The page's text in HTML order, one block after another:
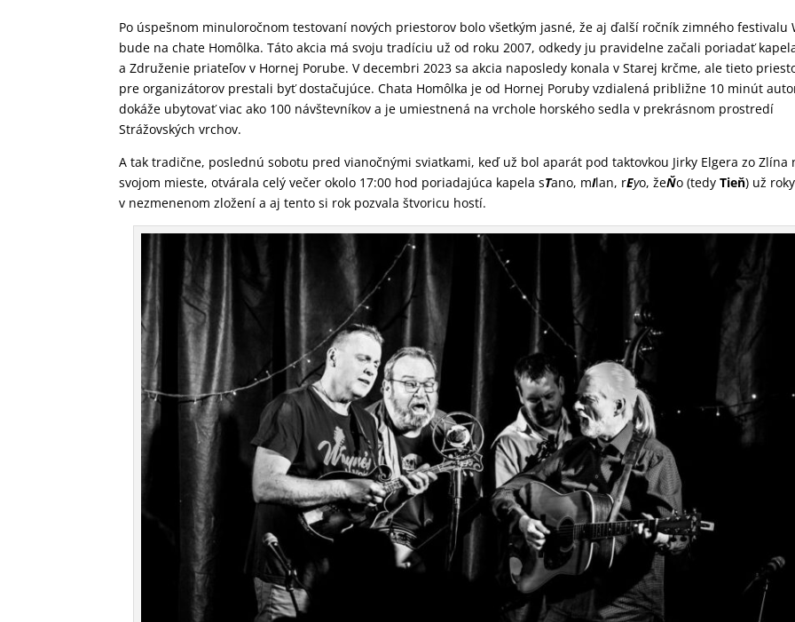
Po úspešnom minuloročnom testovaní nových priestorov bolo všetkým jasné, že aj ďalší ročník zimného festivalu
bude na chate Homôlka. Táto akcia má svoju tradíciu už od roku 2007, odkedy ju pravidelne začali poriadať
a Združenie priateľov v Hornej Porube. V decembri 2023 sa akcia naposledy konala v Starej krčme, ale tieto
pre organizátorov prestali byť dostačujúce. Chata Homôlka je od Hornej Poruby vzdialená približne 10 minút
dokáže ubytovať viac ako 100 návštevníkov a je umiestnená na vrchole horského sedla v prekrásnom prostredí
Strážovských vrchov.
A tak tradične, poslednú sobotu pred vianočnými sviatkami, keď už bol aparát pod taktovkou Jirky Elgera zo Zlína
svojom mieste, otvárala celý večer okolo 17:00 hod poriadajúca kapela sTano, mIlan, rEyo, žeŇo (tedyTieň) už roky
v nezmenenom zložení a aj tento si rok pozvala štvoricu hostí.